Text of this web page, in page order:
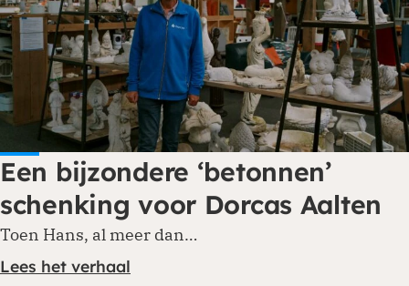
Een bijzondere ‘betonnen’
schenking voor Dorcas Aalten
Toen Hans, al meer dan…
Lees het verhaal